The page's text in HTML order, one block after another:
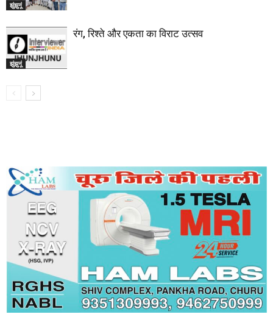
झुंझुनूं
झुंझुनूं
रंग, रिश्ते और एकता का विराट उत्सव